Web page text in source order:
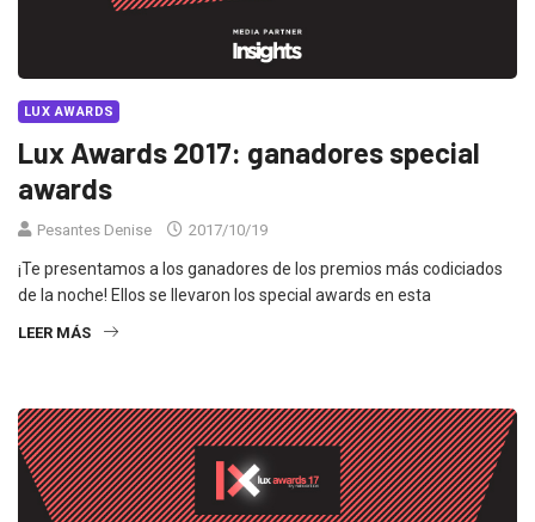
LUX AWARDS
Lux Awards 2017: ganadores special
awards
Pesantes Denise 2017/10/19
¡Te presentamos a los ganadores de los premios más codiciados
de la noche! Ellos se llevaron los special awards en esta
LEER MÁS